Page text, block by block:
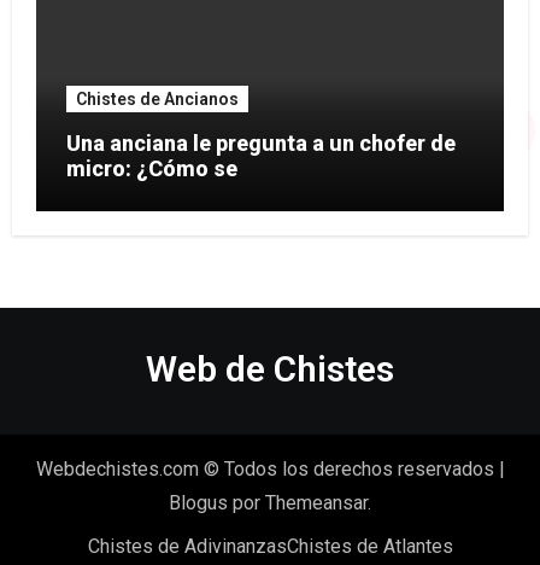
Chistes de Ancianos
Una anciana le pregunta a un chofer de
micro: ¿Cómo se
Web de Chistes
Webdechistes.com © Todos los derechos reservados
Blogus por Themeansar.
Chistes de AdivinanzasChistes de Atlantes